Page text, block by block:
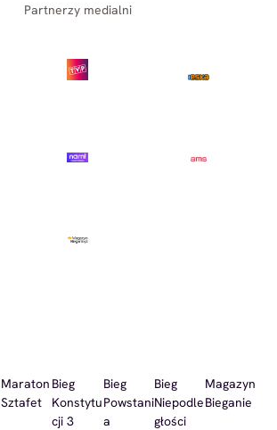
Partnerzy medialni
Maraton
Sztafet
Bieg
Konstytu
cji 3
Bieg
Powstani
a
Bieg
Niepodle
głości
Magazyn
Bieganie